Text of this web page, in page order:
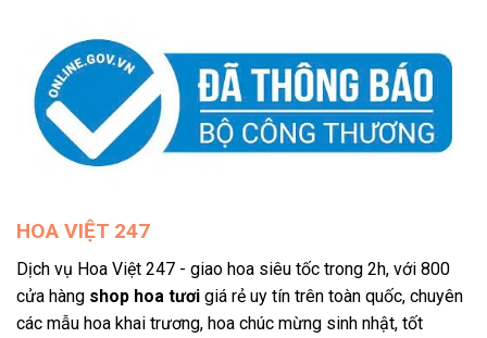
HOA VIỆT 247
Dịch vụ Hoa Việt 247 - giao hoa siêu tốc trong 2h, với 800
cửa hàng shop hoa tươi giá rẻ uy tín trên toàn quốc, chuyên
các mẫu hoa khai trương, hoa chúc mừng sinh nhật, tốt